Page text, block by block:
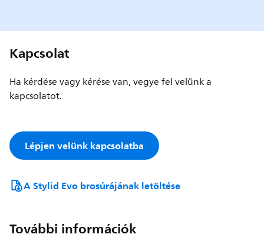
Kapcsolat
Ha kérdése vagy kérése van, vegye fel velünk a
kapcsolatot.
Lépjen velünk kapcsolatba
A Stylid Evo brosúrájának letöltése
További információk